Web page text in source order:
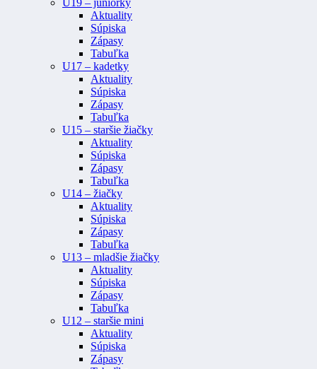
U19 – juniorky
Aktuality
Súpiska
Zápasy
Tabuľka
U17 – kadetky
Aktuality
Súpiska
Zápasy
Tabuľka
U15 – staršie žiačky
Aktuality
Súpiska
Zápasy
Tabuľka
U14 – žiačky
Aktuality
Súpiska
Zápasy
Tabuľka
U13 – mladšie žiačky
Aktuality
Súpiska
Zápasy
Tabuľka
U12 – staršie mini
Aktuality
Súpiska
Zápasy